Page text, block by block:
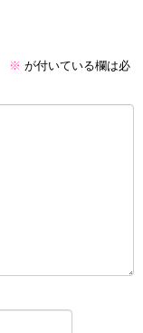
※ が付いている欄は必